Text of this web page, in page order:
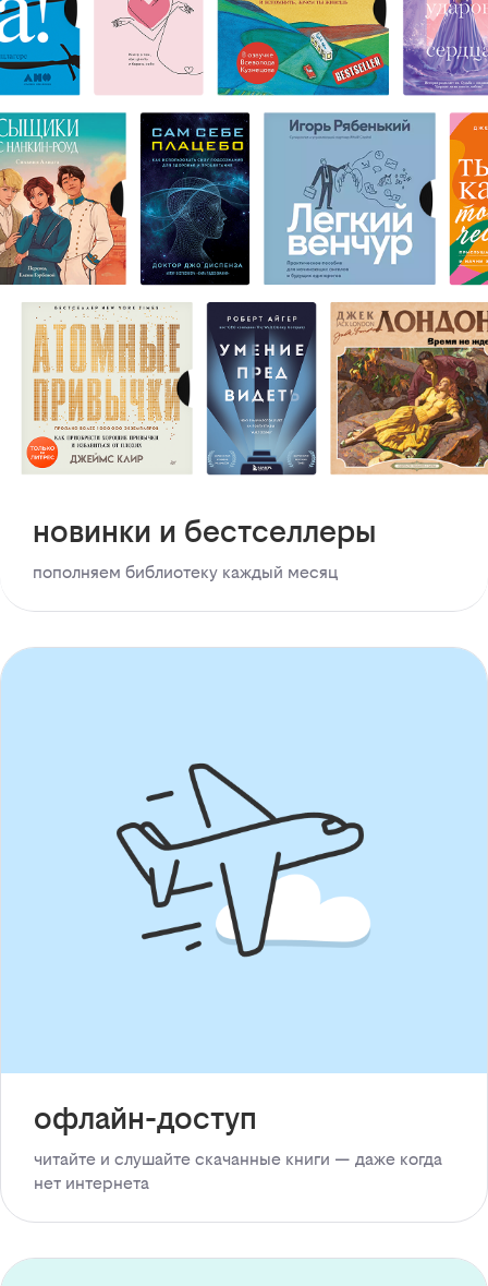
новинки и бестселлеры
пополняем библиотеку каждый месяц
офлайн-доступ
читайте и слушайте скачанные книги — даже когда
нет интернета